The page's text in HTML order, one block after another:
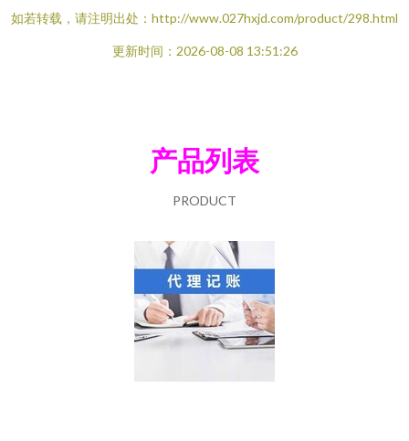
如若转载，请注明出处：http://www.027hxjd.com/product/298.html
更新时间：2026-08-08 13:51:26
产品列表
PRODUCT